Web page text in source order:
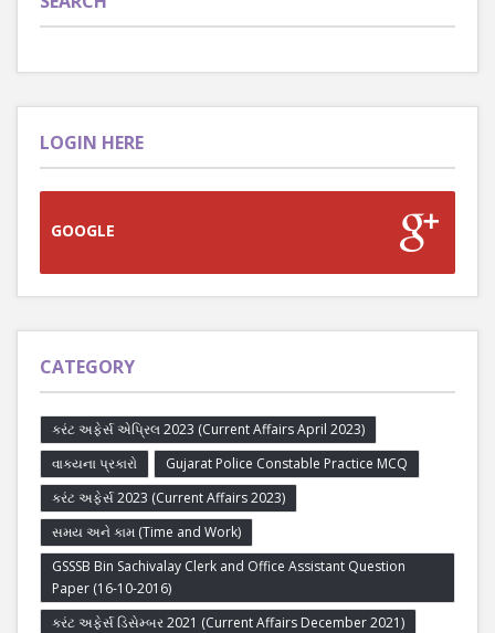
LOGIN HERE
GOOGLE
CATEGORY
કરંટ અફેર્સ એપ્રિલ 2023 (Current Affairs April 2023)
વાક્યના પ્રકારો
Gujarat Police Constable Practice MCQ
કરંટ અફેર્સ 2023 (Current Affairs 2023)
સમય અને કામ (Time and Work)
GSSSB Bin Sachivalay Clerk and Office Assistant Question
Paper (16-10-2016)
કરંટ અફેર્સ ડિસેમ્બર 2021 (Current Affairs December 2021)